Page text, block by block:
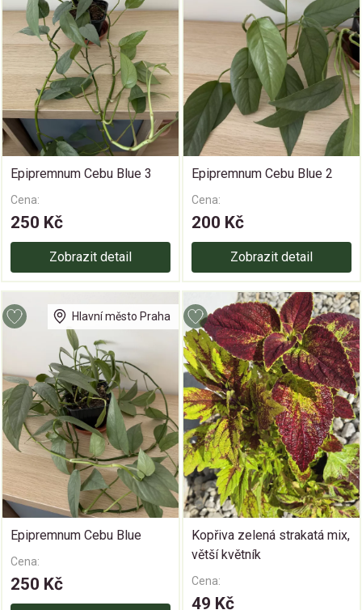
Epipremnum Cebu Blue 3
Cena:
250 Kč
Zobrazit detail
Epipremnum Cebu Blue 2
Cena:
200 Kč
Zobrazit detail
Hlavní město Praha
Epipremnum Cebu Blue
Cena:
250 Kč
Kopřiva zelená strakatá mix,
větší květník
Cena:
49 Kč